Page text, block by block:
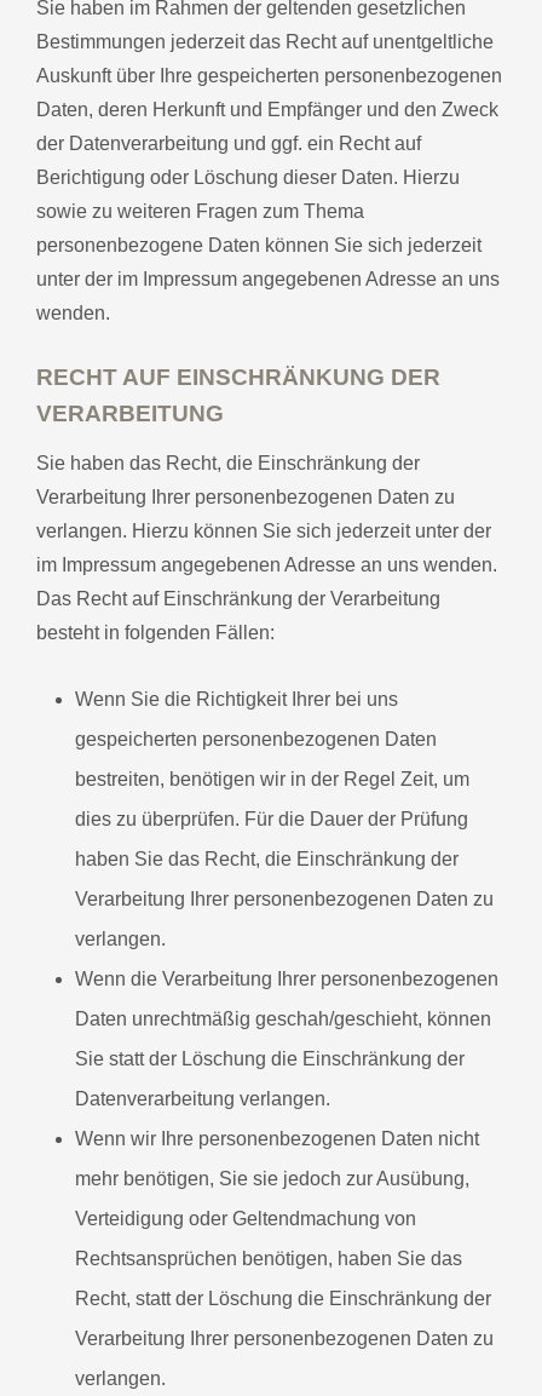
Sie haben im Rahmen der geltenden gesetzlichen
Bestimmungen jederzeit das Recht auf unentgeltliche
Auskunft über Ihre gespeicherten personenbezogenen
Daten, deren Herkunft und Empfänger und den Zweck
der Datenverarbeitung und ggf. ein Recht auf
Berichtigung oder Löschung dieser Daten. Hierzu
sowie zu weiteren Fragen zum Thema
personenbezogene Daten können Sie sich jederzeit
unter der im Impressum angegebenen Adresse an uns
wenden.
RECHT AUF EINSCHRÄNKUNG DER
VERARBEITUNG
Sie haben das Recht, die Einschränkung der
Verarbeitung Ihrer personenbezogenen Daten zu
verlangen. Hierzu können Sie sich jederzeit unter der
im Impressum angegebenen Adresse an uns wenden.
Das Recht auf Einschränkung der Verarbeitung
besteht in folgenden Fällen:
Wenn Sie die Richtigkeit Ihrer bei uns
gespeicherten personenbezogenen Daten
bestreiten, benötigen wir in der Regel Zeit, um
dies zu überprüfen. Für die Dauer der Prüfung
haben Sie das Recht, die Einschränkung der
Verarbeitung Ihrer personenbezogenen Daten zu
verlangen.
Wenn die Verarbeitung Ihrer personenbezogenen
Daten unrechtmäßig geschah/geschieht, können
Sie statt der Löschung die Einschränkung der
Datenverarbeitung verlangen.
Wenn wir Ihre personenbezogenen Daten nicht
mehr benötigen, Sie sie jedoch zur Ausübung,
Verteidigung oder Geltendmachung von
Rechtsansprüchen benötigen, haben Sie das
Recht, statt der Löschung die Einschränkung der
Verarbeitung Ihrer personenbezogenen Daten zu
verlangen.